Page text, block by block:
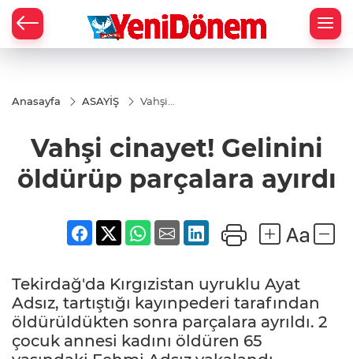
Anasayfa ASAYİŞ
Vahşi
parçalara
ayırdı
Vahşi cinayet! Gelinini
öldürüp parçalara ayırdı
Tekirdağ'da Kırgızistan uyruklu Ayat
Adsız, tartıştığı kayınpederi tarafından
öldürüldükten sonra parçalara ayrıldı. 2
çocuk annesi kadını öldüren 65